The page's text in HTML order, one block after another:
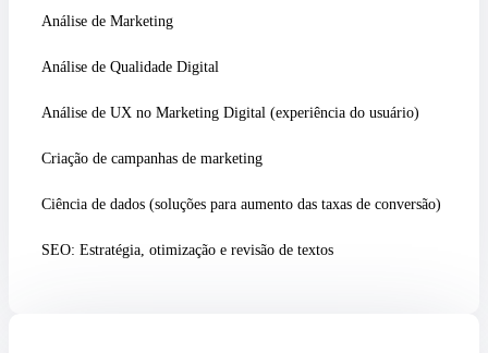
Análise de Marketing
Análise de Qualidade Digital
Análise de UX no Marketing Digital (experiência do usuário)
Criação de campanhas de marketing
Ciência de dados (soluções para aumento das taxas de conversão)
SEO: Estratégia, otimização e revisão de textos